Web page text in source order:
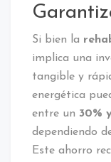
Si bien la
implica una
tangible y
energética
entre un 30%
dependiendo
Este ahorro